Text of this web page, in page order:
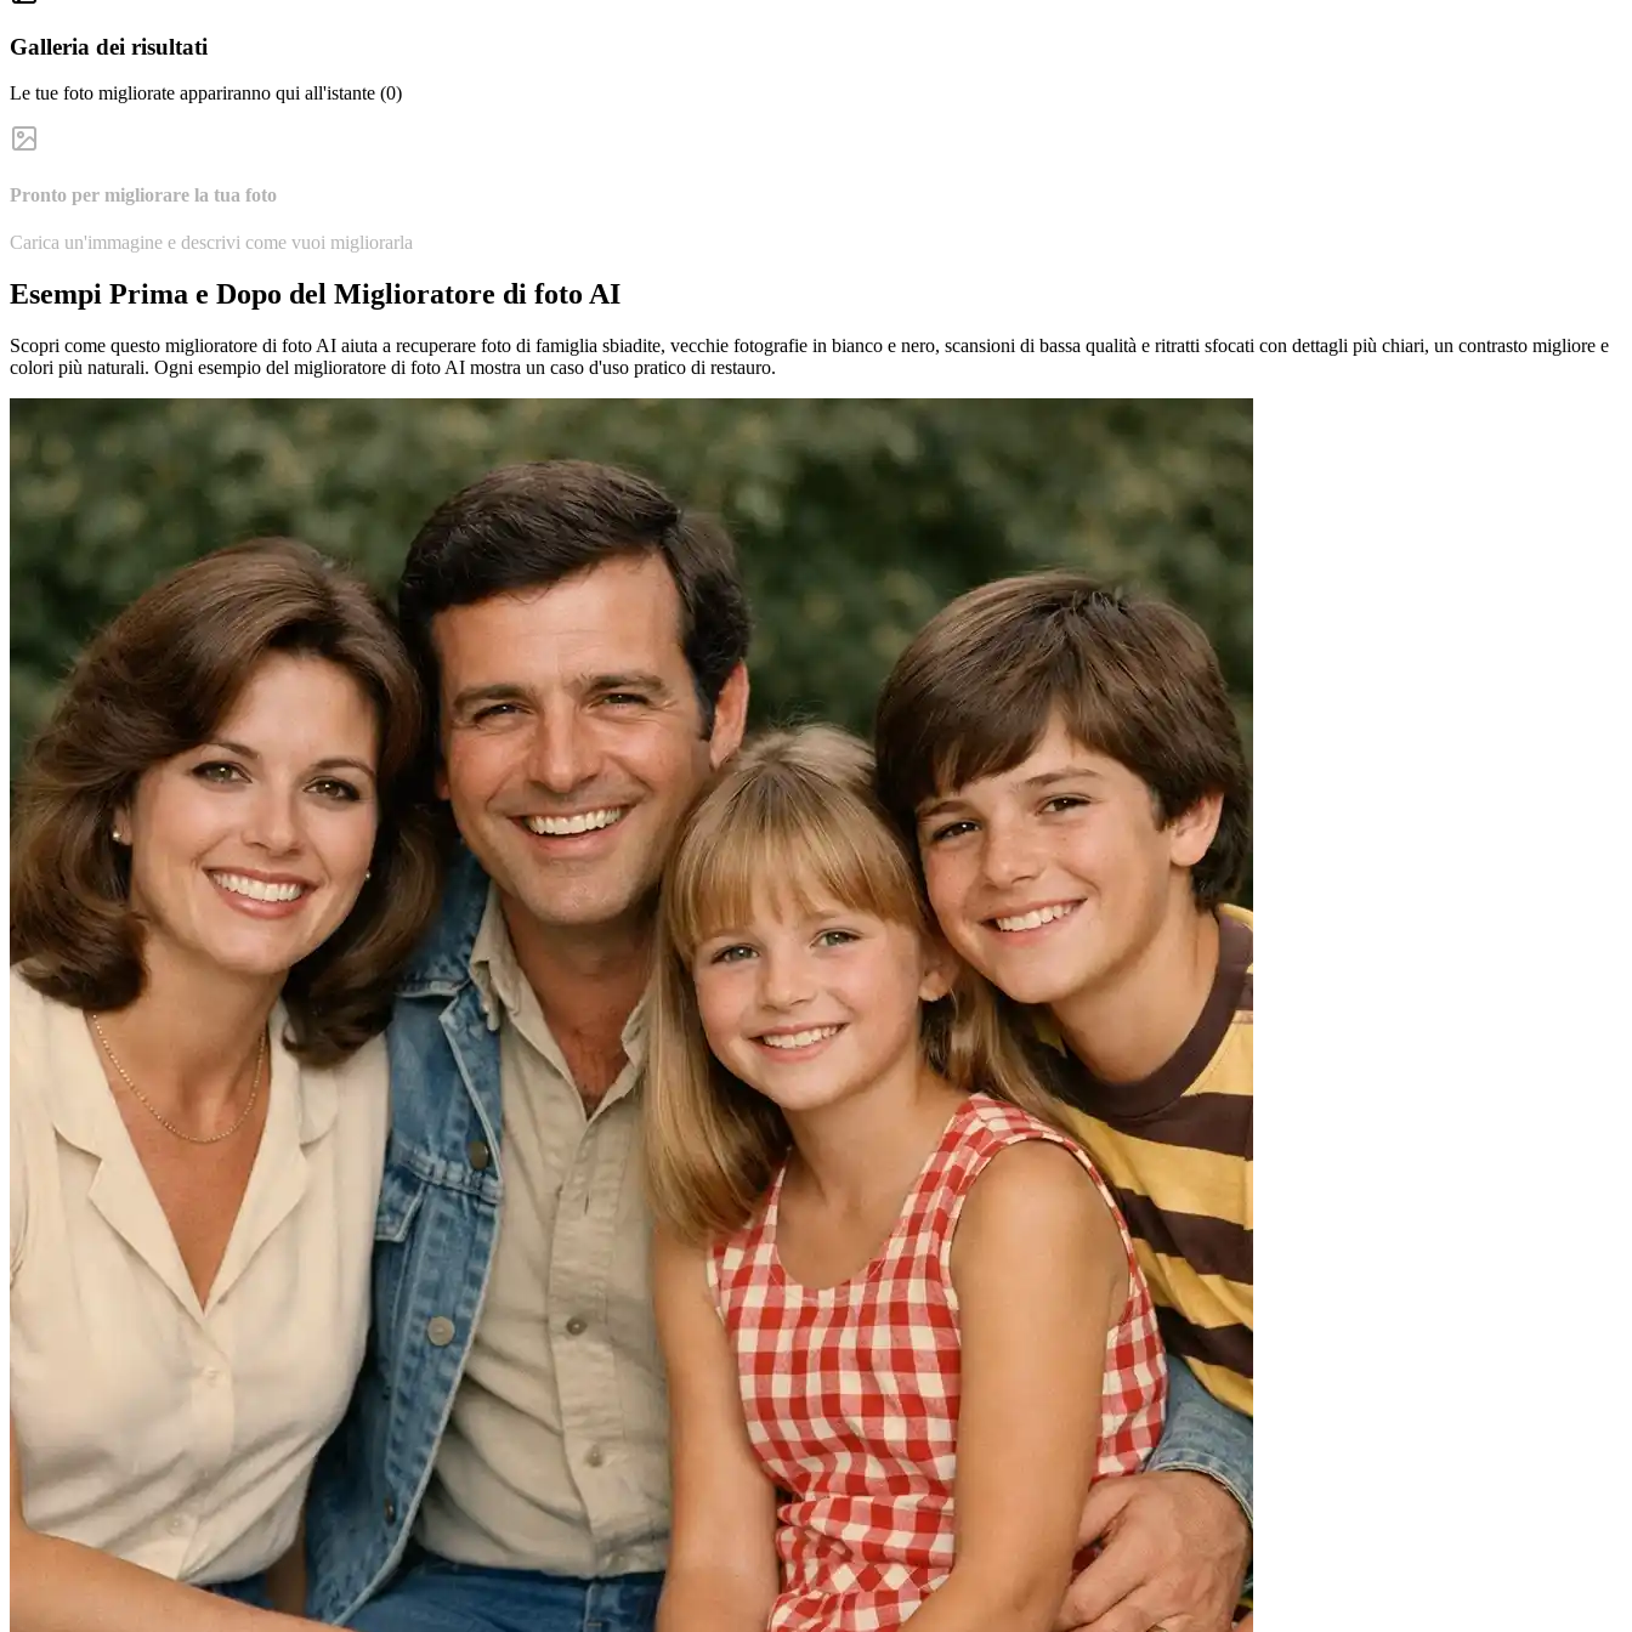
Galleria dei risultati
Le tue foto migliorate appariranno qui all'istante (0)
Pronto per migliorare la tua foto
Carica un'immagine e descrivi come vuoi migliorarla
Esempi Prima e Dopo del Miglioratore di foto AI
Scopri come questo miglioratore di foto AI aiuta a recuperare foto di famiglia sbiadite, vecchie fotografie in bianco e nero, scansioni di bassa qualità e ritratti sfocati con dettagli più chiari, un contrasto migliore e
colori più naturali. Ogni esempio del miglioratore di foto AI mostra un caso d'uso pratico di restauro.